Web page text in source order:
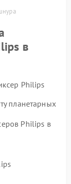
в
Philips
планетарных
Philips в